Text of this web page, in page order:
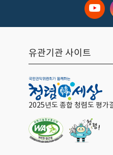
유관기관 사이트
2025년도 종합 청렴도 평가
웹접근성한